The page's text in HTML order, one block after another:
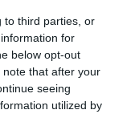
to third parties, or
for
below opt-out
that after your
seeing
utilized by
SASSERSSON
Ghislaine